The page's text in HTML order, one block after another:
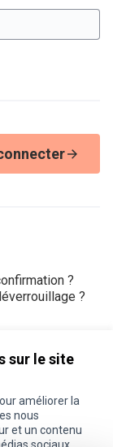
sur le site
améliorer la
nous
et un contenu
?
?